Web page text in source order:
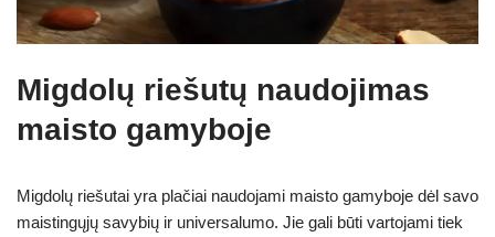
Migdolų riešutų naudojimas
maisto gamyboje
Migdolų riešutai yra plačiai naudojami maisto gamyboje dėl savo
maistingųjų savybių ir universalumo. Jie gali būti vartojami tiek